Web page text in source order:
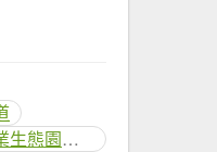
荖寮坑礦業生態園區步道